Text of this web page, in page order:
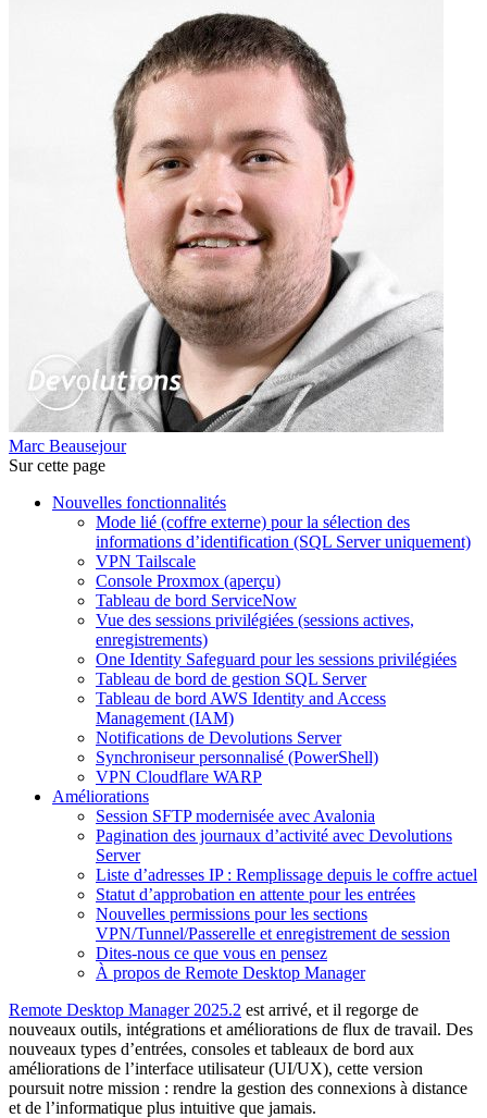
Marc Beausejour
Sur cette page
Nouvelles fonctionnalités
Mode lié (coffre externe) pour la sélection des
informations d’identification (SQL Server uniquement)
VPN Tailscale
Console Proxmox (aperçu)
Tableau de bord ServiceNow
Vue des sessions privilégiées (sessions actives,
enregistrements)
One Identity Safeguard pour les sessions privilégiées
Tableau de bord de gestion SQL Server
Tableau de bord AWS Identity and Access
Management (IAM)
Notifications de Devolutions Server
Synchroniseur personnalisé (PowerShell)
VPN Cloudflare WARP
Améliorations
Session SFTP modernisée avec Avalonia
Pagination des journaux d’activité avec Devolutions
Server
Liste d’adresses IP : Remplissage depuis le coffre actuel
Statut d’approbation en attente pour les entrées
Nouvelles permissions pour les sections
VPN/Tunnel/Passerelle et enregistrement de session
Dites-nous ce que vous en pensez
À propos de Remote Desktop Manager
Remote Desktop Manager 2025.2 est arrivé, et il regorge de
nouveaux outils, intégrations et améliorations de flux de travail. Des
nouveaux types d’entrées, consoles et tableaux de bord aux
améliorations de l’interface utilisateur (UI/UX), cette version
poursuit notre mission : rendre la gestion des connexions à distance
et de l’informatique plus intuitive que jamais.